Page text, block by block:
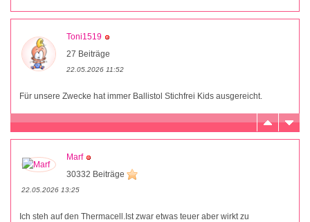
Toni1519
27 Beiträge
22.05.2026 11:52
Für unsere Zwecke hat immer Ballistol Stichfrei Kids ausgereicht.
Marf
30332 Beiträge
22.05.2026 13:25
Ich steh auf den Thermacell.Ist zwar etwas teuer aber wirkt zu